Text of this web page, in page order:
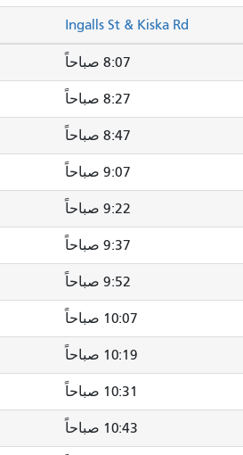
Ingalls St & Kiska Rd
8:07 صباحاً
8:27 صباحاً
8:47 صباحاً
9:07 صباحاً
9:22 صباحاً
9:37 صباحاً
9:52 صباحاً
10:07 صباحاً
10:19 صباحاً
10:31 صباحاً
10:43 صباحاً